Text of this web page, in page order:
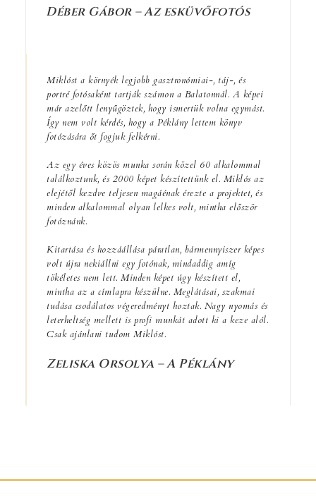
Déber Gábor – Az esküvőfotós
Miklóst a környék legjobb gasztronómiai-, táj-, és
portré fotósaként tartják számon a Balatonnál. A képei
már azelőtt lenyűgöztek, hogy ismertük volna egymást.
Így nem volt kérdés, hogy a Péklány lettem könyv
fotózására őt fogjuk felkérni.
Az egy éves közös munka során közel 60 alkalommal
találkoztunk, és 2000 képet készítettünk el. Miklós az
elejétől kezdve teljesen magáénak érezte a projektet, és
minden alkalommal olyan lelkes volt, mintha először
fotóznánk.
Kitartása és hozzáállása páratlan, bármennyiszer képes
volt újra nekiállni egy fotónak, mindaddig amíg
tökéletes nem lett. Minden képet úgy készített el,
mintha az a címlapra készülne. Meglátásai, szakmai
tudása csodálatos végeredményt hoztak. Nagy nyomás és
leterheltség mellett is profi munkát adott ki a keze alól.
Csak ajánlani tudom Miklóst.
Zeliska Orsolya – A Péklány